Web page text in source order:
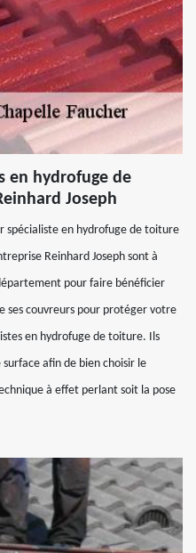
en hydrofuge de
Joseph
spécialiste en hydrofuge de toiture
Reinhard Joseph sont à
pour faire bénéficier
ses couvreurs pour protéger votre
en hydrofuge de toiture. Ils
afin de bien choisir le
à effet perlant soit la pose